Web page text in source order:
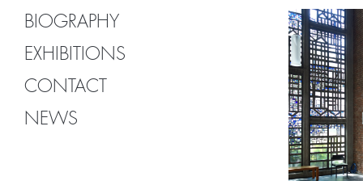
BIOGRAPHY
EXHIBITIONS
CONTACT
NEWS